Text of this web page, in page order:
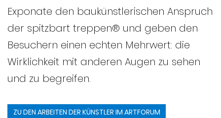
Exponate den baukünstlerischen Anspruch
der spitzbart treppen® und geben den
Besuchern einen echten Mehrwert: die
Wirklichkeit mit anderen Augen zu sehen
und zu begreifen.
ZU DEN ARBEITEN DER KÜNSTLER IM ARTFORUM